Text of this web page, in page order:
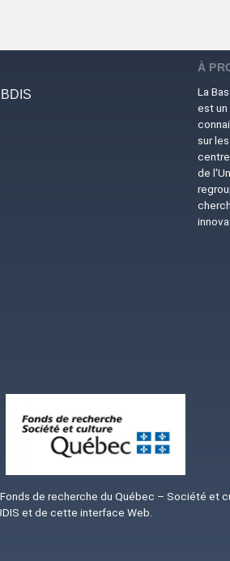
À
La
est
sur
de
Fonds de recherche du Québec – Société et
et de cette interface Web.